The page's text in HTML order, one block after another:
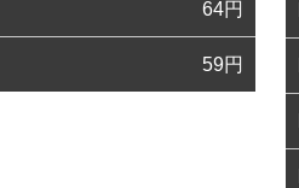
64円
59円